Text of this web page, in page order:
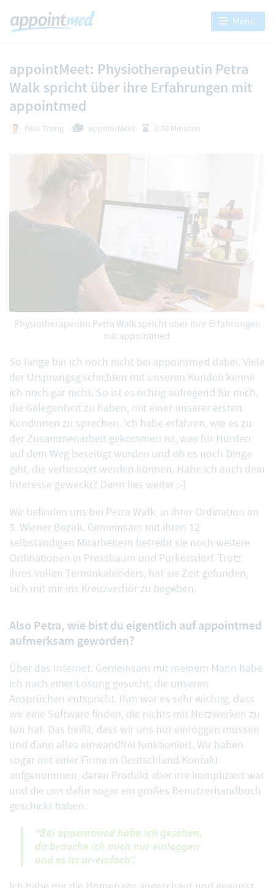
Menü
appointMeet: Physiotherapeutin Petra
Walk spricht über ihre Erfahrungen mit
appointmed
Paul Trung appointMeet 3:30 Minuten
Physiotherapeutin Petra Walk spricht über ihre Erfahrungen
mit appointmed
So lange bin ich noch nicht bei appointmed dabei. Viele
der Ursprungsg’schichten mit unseren Kunden kenne
ich noch gar nicht. So ist es richtig aufregend für mich,
die Gelegenheit zu haben, mit einer unserer ersten
Kundinnen zu sprechen. Ich habe erfahren, wie es zu
der Zusammenarbeit gekommen ist, was für Hürden
auf dem Weg beseitigt wurden und ob es noch Dinge
gibt, die verbessert werden können. Habe ich auch dein
Interesse geweckt? Dann lies weiter :-)
Wir befinden uns bei Petra Walk, in ihrer Ordination im
5. Wiener Bezirk. Gemeinsam mit ihren 12
selbständigen Mitarbeitern betreibt sie noch weitere
Ordinationen in Pressbaum und Purkersdorf. Trotz
ihres vollen Terminkalenders, hat sie Zeit gefunden,
sich mit mir ins Kreuzverhör zu begeben.
Also Petra, wie bist du eigentlich auf appointmed
aufmerksam geworden?
Über das Internet. Gemeinsam mit meinem Mann habe
ich nach einer Lösung gesucht, die unseren
Ansprüchen entspricht. Ihm war es sehr wichtig, dass
wir eine Software finden, die nichts mit Netzwerken zu
tun hat. Das heißt, dass wir uns nur einloggen müssen
und dann alles einwandfrei funktioniert. Wir haben
sogar mit einer Firma in Deutschland Kontakt
aufgenommen, deren Produkt aber irre kompliziert war
und die uns dafür sogar ein großes Benutzerhandbuch
geschickt haben.
“Bei appointmed habe ich gesehen,
da brauche ich mich nur einloggen
und es ist ur-einfach”.